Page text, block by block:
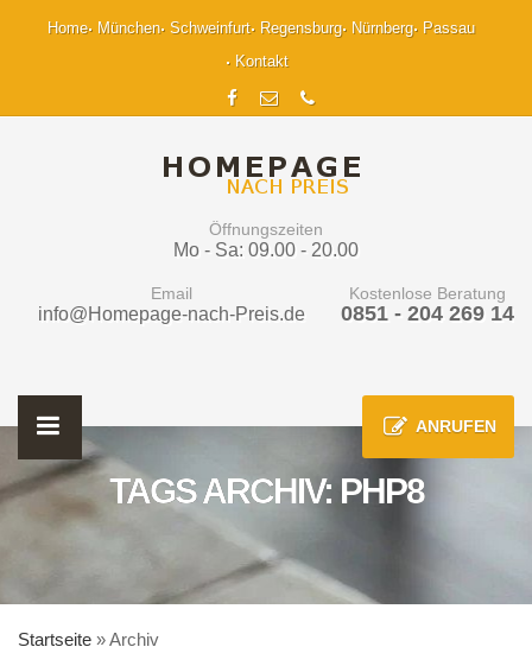
Home München Schweinfurt Regensburg Nürnberg
Passau
Kontakt
Öffnungszeiten
Mo - Sa: 09.00 - 20.00
Email
info@Homepage-nach-Preis.de
Kostenlose Beratung
0851 - 204 269 14
ANRUFEN
TAGS ARCHIV: PHP8
Startseite »Archiv